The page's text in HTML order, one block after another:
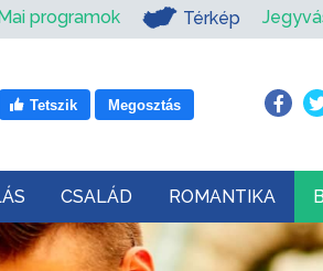
programok Térkép
Tetszik Megosztás
CSALÁD ROMANTIKA